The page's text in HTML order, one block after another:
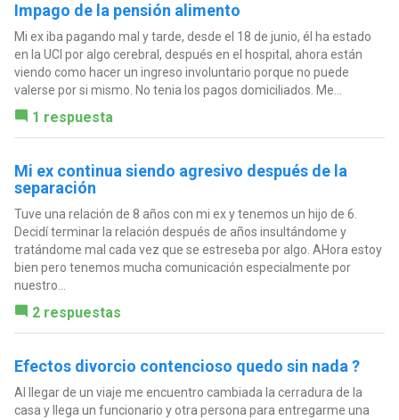
Impago de la pensión alimento
Mi ex iba pagando mal y tarde, desde el 18 de junio, él ha estado
en la UCI por algo cerebral, después en el hospital, ahora están
viendo como hacer un ingreso involuntario porque no puede
valerse por si mismo. No tenia los pagos domiciliados. Me...
1 respuesta
Mi ex continua siendo agresivo después de la
separación
Tuve una relación de 8 años con mi ex y tenemos un hijo de 6.
Decidí terminar la relación después de años insultándome y
tratándome mal cada vez que se estreseba por algo. AHora estoy
bien pero tenemos mucha comunicación especialmente por
nuestro...
2 respuestas
Efectos divorcio contencioso quedo sin nada ?
Al llegar de un viaje me encuentro cambiada la cerradura de la
casa y llega un funcionario y otra persona para entregarme una